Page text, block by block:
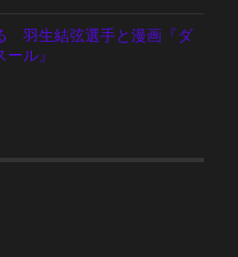
羽生結弦選手と漫画『ダ
ル』